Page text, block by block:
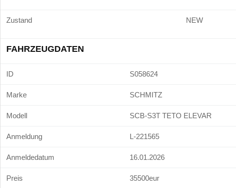
Zustand NEW
FAHRZEUGDATEN
ID S058624
Marke SCHMITZ
Modell SCB-S3T TETO ELEVAR
Anmeldung L-221565
Anmeldedatum 16.01.2026
Preis 35500eur